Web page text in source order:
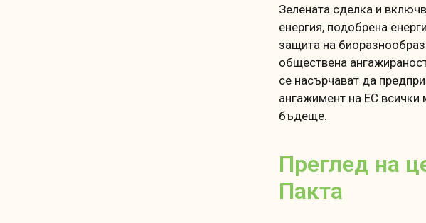
Зелената сделка и
енергия, подобрена
защита на
обществена
се насърчават да
ангажимент на ЕС
бъдеще.
Преглед на
Пакта